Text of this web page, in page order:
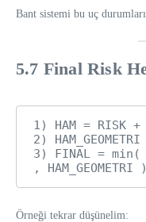
Bant sistemi bu uç
5.7 Final Risk
1) HAM = RISK +
2)
3) FINAL = min(
Örneği tekrar düşünelim: